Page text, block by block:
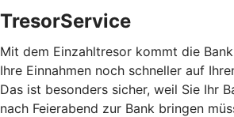
TresorService
Mit dem Einzahltresor kommt die
Ihre Einnahmen noch schneller auf
Das ist besonders sicher, weil Sie Ihr
nach Feierabend zur Bank bringen